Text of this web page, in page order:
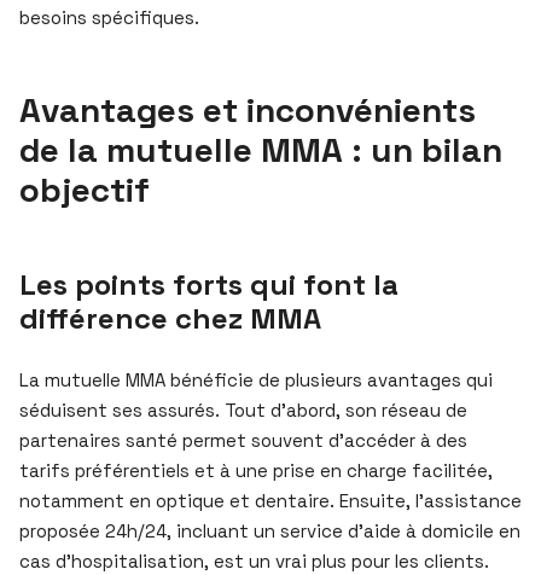
besoins spécifiques.
Avantages et inconvénients
de la mutuelle MMA : un bilan
objectif
Les points forts qui font la
différence chez MMA
La mutuelle MMA bénéficie de plusieurs avantages qui
séduisent ses assurés. Tout d’abord, son réseau de
partenaires santé permet souvent d’accéder à des
tarifs préférentiels et à une prise en charge facilitée,
notamment en optique et dentaire. Ensuite, l’assistance
proposée 24h/24, incluant un service d’aide à domicile en
cas d’hospitalisation, est un vrai plus pour les clients.